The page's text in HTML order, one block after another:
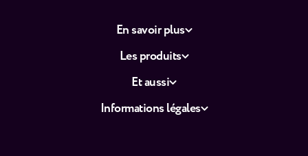
En savoir plus
Les produits
Et aussi
Informations légales